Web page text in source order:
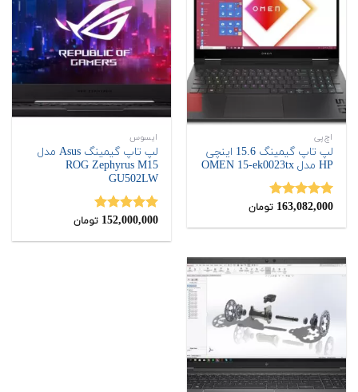
اچ‌پی
لپ تاپ گیمینگ 15.6 اینچی
HP مدل OMEN 15-ek0023tx
نمره4.75
163,082,000 تومان
ایسوس
لپ تاپ گیمینگ Asus مدل
ROG Zephyrus M15
‎GU502LW
نمره5.00
152,000,000 تومان